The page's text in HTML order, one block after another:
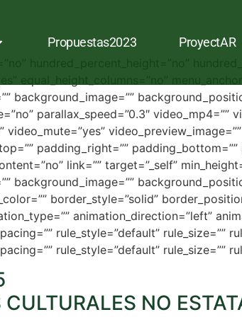
Propuestas2023 ProyectAR
hundred_percent_height=”no”
equal_height_columns=”no”
background_image=””
parallax_speed=”0.3″ video_mp4=””
padding_right=””
link=”” target=”_self”
background_image=””
border_style=”solid”
animation_direction=”left”
rule_style=”default” rule_size=””
rule_style=”default” rule_size=””
CULTURALES NO